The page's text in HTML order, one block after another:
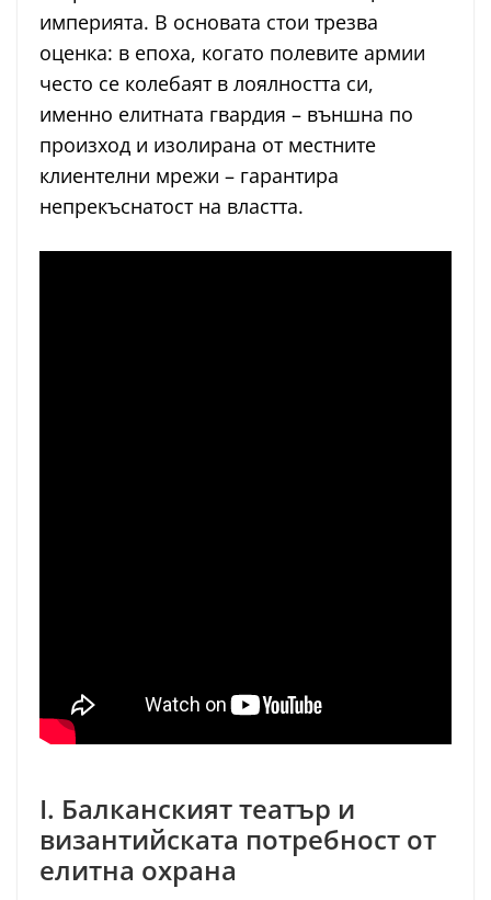
империята. В основата стои трезва
оценка: в епоха, когато полевите армии
често се колебаят в лоялността си,
именно елитната гвардия – външна по
произход и изолирана от местните
клиентелни мрежи – гарантира
непрекъснатост на властта.
I. Балканският театър и
византийската потребност от
елитна охрана